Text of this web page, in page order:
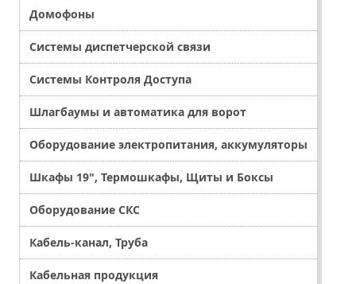
Домофоны
Системы диспетчерской связи
Системы Контроля Доступа
Шлагбаумы и автоматика для ворот
Оборудование электропитания, аккумуляторы
Шкафы 19", Термошкафы, Щиты и Боксы
Оборудование СКС
Кабель-канал, Труба
Кабельная продукция